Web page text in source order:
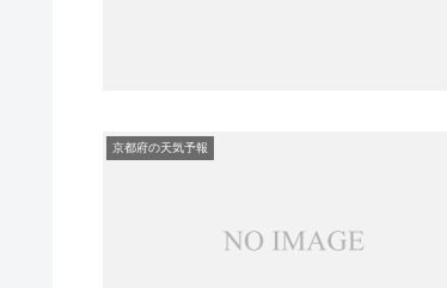
京都府の天気予報